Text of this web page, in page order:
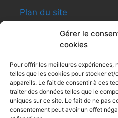
Gérer le
cookies
Pour offrir les meilleures expériences,
telles que les cookies pour stocker
appareils. Le fait de consentir à ces
traiter des données telles que le
uniques sur ce site. Le fait de ne pas
consentement peut avoir un effet
Plan du site
INFORMATIONS
Shen-ti Caldas
8, rue du Général
Toulouse
Siret : 479 494 031